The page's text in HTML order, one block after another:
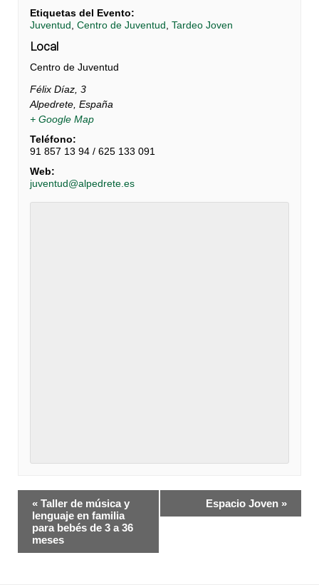
Etiquetas del Evento:
Juventud, Centro de Juventud, Tardeo Joven
Local
Centro de Juventud
Félix Díaz, 3
Alpedrete, España
+ Google Map
Teléfono:
91 857 13 94 / 625 133 091
Web:
juventud@alpedrete.es
Navegación
del
Evento
« Taller de música y
lenguaje en familia
para bebés de 3 a 36
meses
Espacio Joven »